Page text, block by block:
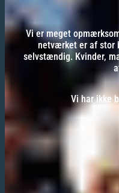
Vi er meget
netværket er af stor
selvstændig. Kvinder,
Vi har ikke